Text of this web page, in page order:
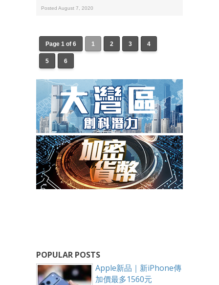
Posted August 7, 2020
Page 1 of 6 1 2 3 4
5 6
POPULAR POSTS
Apple新品｜新iPhone傳
加價最多1560元